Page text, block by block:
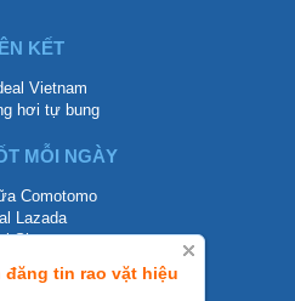
đăng tin rao vặt hiệu
KẾT
Vietnam
hơi tự bung
MỖI NGÀY
Comotomo
Lazada
Shopee
HỆ